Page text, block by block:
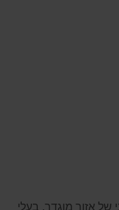
של אזור מוגדר. בעלי